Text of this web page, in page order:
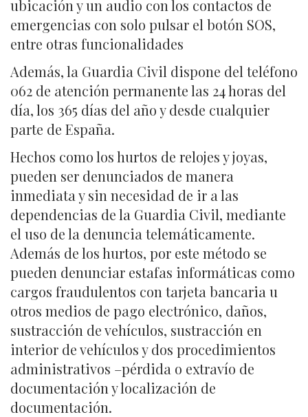
ubicación y un audio con los contactos de
emergencias con solo pulsar el botón SOS,
entre otras funcionalidades
Además, la Guardia Civil dispone del teléfono
062 de atención permanente las 24 horas del
día, los 365 días del año y desde cualquier
parte de España.
Hechos como los hurtos de relojes y joyas,
pueden ser denunciados de manera
inmediata y sin necesidad de ir a las
dependencias de la Guardia Civil, mediante
el uso de la denuncia telemáticamente.
Además de los hurtos, por este método se
pueden denunciar estafas informáticas como
cargos fraudulentos con tarjeta bancaria u
otros medios de pago electrónico, daños,
sustracción de vehículos, sustracción en
interior de vehículos y dos procedimientos
administrativos –pérdida o extravío de
documentación y localización de
documentación.